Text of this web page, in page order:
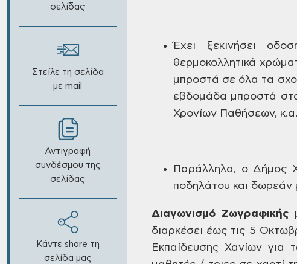
σελίδας
Στείλε τη σελίδα
με mail
Αντιγραφή
συνδέσμου της
σελίδας
Κάντε share τη
σελίδα μας
Έχει ξεκινήσει
θερμοκολλητικά
μπροστά σε όλα τα
εβδομάδα μπροστά
Χρονίων Παθήσεων, κ.α.
Παράλληλα, ο Δήμος
ποδηλάτου και δωρεάν
Διαγωνισμό Ζωγραφικής
διαρκέσει έως τις 5
Εκπαίδευσης Χανίωνγια